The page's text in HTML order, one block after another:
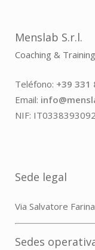
Menslab S.r.l.
Coaching & Training
Teléfono: +39 331
Email:
NIF:
Sede legal
Via Salvatore
Sedes